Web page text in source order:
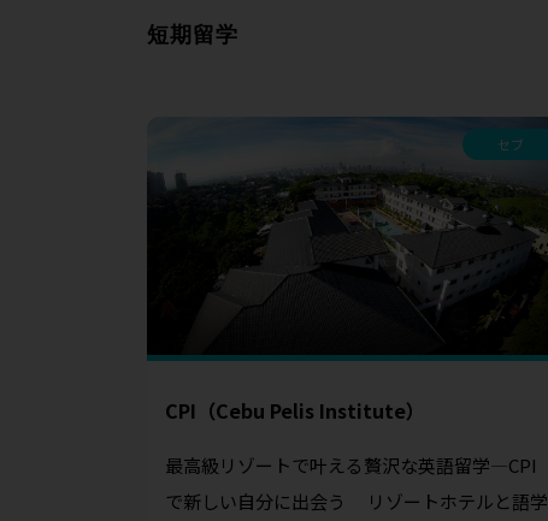
短期留学
セブ
CPI（Cebu Pelis Institute）
最高級リゾートで叶える贅沢な英語留学—CPI
で新しい自分に出会う リゾートホテルと語学